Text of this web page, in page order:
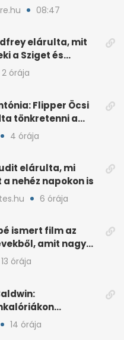
tündökölt
08:47
elárulta, mit
a Sziget és
2 órája
Flipper Öcsi
tönkretenni a
4 órája
elárulta, mi
nehéz napokon is
6 órája
ismert film az
amit nagy
fogsz
13 órája
evészavaráról
14 órája